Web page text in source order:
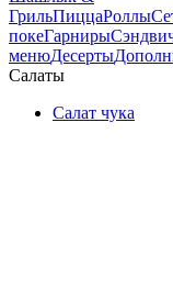
ГрильПиццаРоллы
покеГарниры
менюДесерты
Салаты
Салат чука